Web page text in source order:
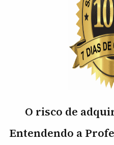
O risco de
Entendendo a